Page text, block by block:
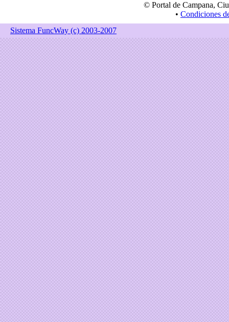
© Portal de Campana,
• Condiciones
Sistema FuncWay (c) 2003-2007